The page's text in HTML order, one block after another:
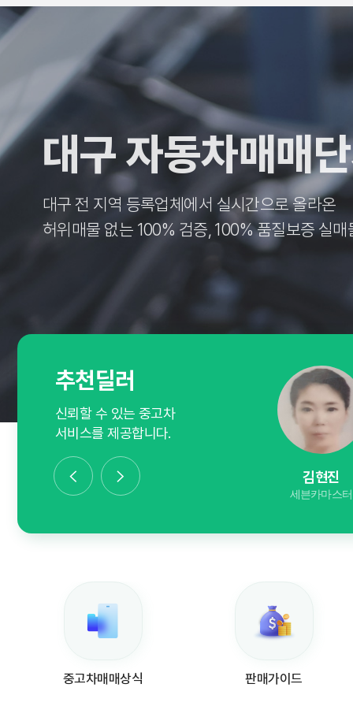
대구 자동차매매
대구 전 지역 등록업체에서 실시간으로 올라온
허위매물 없는 100% 검증, 100% 품질보증 실매
추천딜러
신뢰할 수 있는 중고차
서비스를 제공합니다.
황재흠
차차차상사 (주)수한자동차 매매상사
김현진
세븐카마스터
중고차매매상식 판매가이드